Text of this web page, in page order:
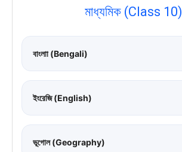
মাধ্যমিক (Class 10)
বাংলাা (Bengali)
ইংরেজি (English)
ভূগোল (Geography)